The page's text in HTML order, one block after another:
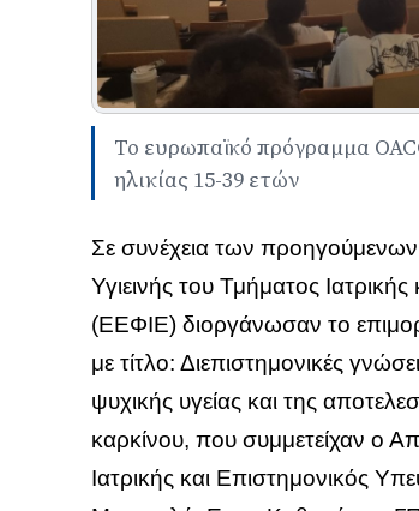
Το ευρωπαϊκό πρόγραμμα
ηλικίας 15-39 ετών
Σε συνέχεια των
Υγιεινής του Τμήματος
(ΕΕΦΙΕ) διοργάνωσαν το
με τίτλο: Διεπιστημονικές
ψυχικής υγείας και της
καρκίνου, που συμμετείχαν ο
Ιατρικής και Επιστημονικός